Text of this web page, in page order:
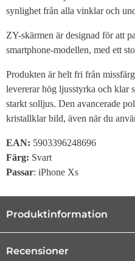
synlighet från alla vinklar och
ZY-skärmen är designad för att
smartphone-modellen, med ett
Produkten är helt fri från
levererar hög ljusstyrka och klar
starkt solljus. Den avancerade
kristallklar bild, även när du
EAN: 5903396248696
Färg: Svart
Passar: iPhone Xs
Produktinformation
Recensioner